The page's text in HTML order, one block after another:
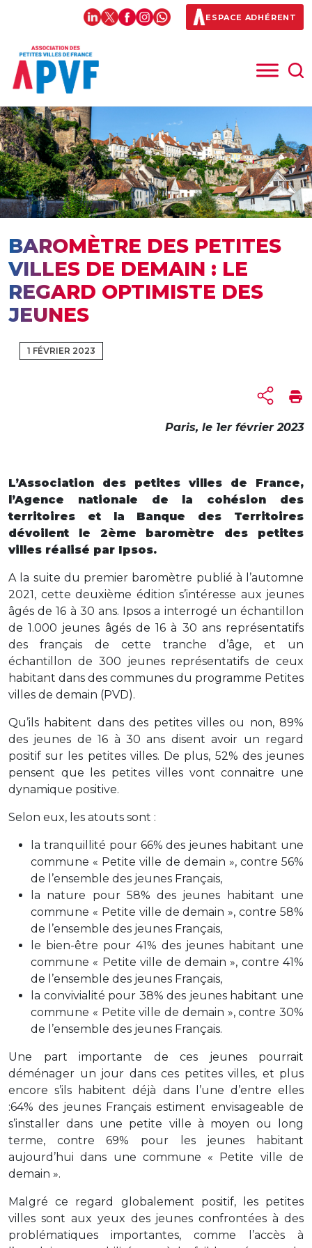
ESPACE ADHÉRENT
BAROMÈTRE DES PETITES
VILLES DE DEMAIN : LE
REGARD OPTIMISTE DES
JEUNES
1 FÉVRIER 2023
Paris, le 1er février 2023
L’Association des petites villes de France,
l’Agence nationale de la cohésion des
territoires et la Banque des Territoires
dévoilent le 2ème baromètre des petites
villes réalisé par Ipsos.
A la suite du premier baromètre publié à l’automne
2021, cette deuxième édition s’intéresse aux jeunes
âgés de 16 à 30 ans. Ipsos a interrogé un échantillon
de 1.000 jeunes âgés de 16 à 30 ans représentatifs
des français de cette tranche d’âge, et un
échantillon de 300 jeunes représentatifs de ceux
habitant dans des communes du programme Petites
villes de demain (PVD).
Qu’ils habitent dans des petites villes ou non, 89%
des jeunes de 16 à 30 ans disent avoir un regard
positif sur les petites villes. De plus, 52% des jeunes
pensent que les petites villes vont connaitre une
dynamique positive.
Selon eux, les atouts sont :
la tranquillité pour 66% des jeunes habitant une
commune « Petite ville de demain », contre 56%
de l’ensemble des jeunes Français,
la nature pour 58% des jeunes habitant une
commune « Petite ville de demain », contre 58%
de l’ensemble des jeunes Français,
le bien-être pour 41% des jeunes habitant une
commune « Petite ville de demain », contre 41%
de l’ensemble des jeunes Français,
la convivialité pour 38% des jeunes habitant une
commune « Petite ville de demain », contre 30%
de l’ensemble des jeunes Français.
Une part importante de ces jeunes pourrait
déménager un jour dans ces petites villes, et plus
encore s’ils habitent déjà dans l’une d’entre elles
:64% des jeunes Français estiment envisageable de
s’installer dans une petite ville à moyen ou long
terme, contre 69% pour les jeunes habitant
aujourd’hui dans une commune « Petite ville de
demain ».
Malgré ce regard globalement positif, les petites
villes sont aux yeux des jeunes confrontées à des
problématiques importantes, comme l’accès à